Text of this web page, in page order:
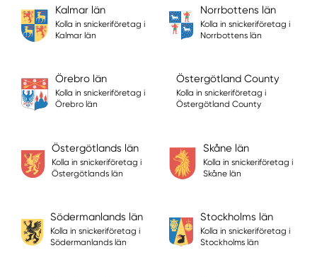
Kalmar län
Kolla in snickeriföretag i
Kalmar län
Norrbottens län
Kolla in snickeriföretag i
Norrbottens län
Örebro län
Kolla in snickeriföretag i
Örebro län
Östergötland County
Kolla in snickeriföretag i
Östergötland County
Östergötlands län
Kolla in snickeriföretag i
Östergötlands län
Skåne län
Kolla in snickeriföretag i
Skåne län
Södermanlands län
Kolla in snickeriföretag i
Södermanlands län
Stockholms län
Kolla in snickeriföretag i
Stockholms län